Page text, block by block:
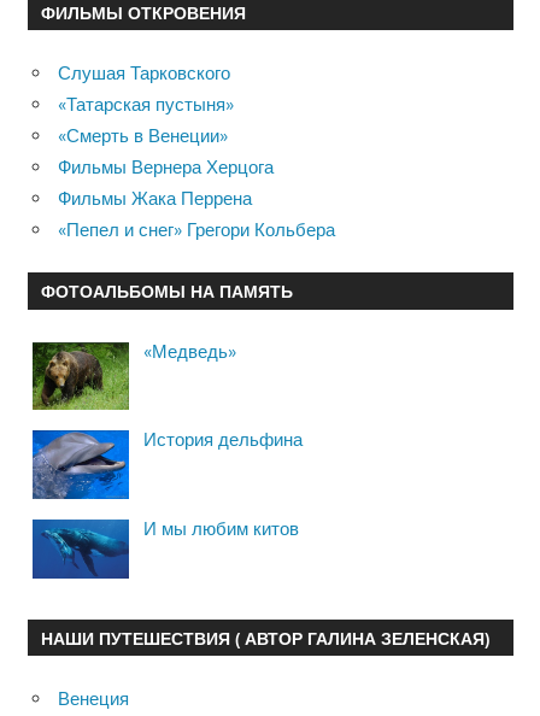
ФИЛЬМЫ ОТКРОВЕНИЯ
Слушая Тарковского
«Татарская пустыня»
«Смерть в Венеции»
Фильмы Вернера Херцога
Фильмы Жака Перрена
«Пепел и снег» Грегори Кольбера
ФОТОАЛЬБОМЫ НА ПАМЯТЬ
«Медведь»
История дельфина
И мы любим китов
НАШИ ПУТЕШЕСТВИЯ ( АВТОР ГАЛИНА ЗЕЛЕНСКАЯ)
Венеция